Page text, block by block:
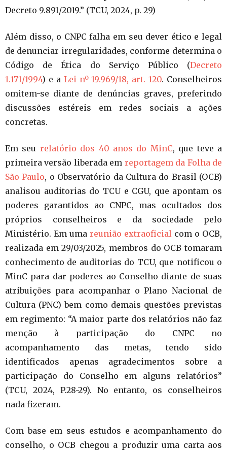
Decreto 9.891/2019.” (TCU, 2024, p. 29)
Além disso, o CNPC falha em seu dever ético e legal
de denunciar irregularidades, conforme determina o
Código de Ética do Serviço Público (Decreto
1.171/1994) e a Lei nº 19.969/18, art. 120. Conselheiros
omitem-se diante de denúncias graves, preferindo
discussões estéreis em redes sociais a ações
concretas.
Em seu relatório dos 40 anos do MinC, que teve a
primeira versão liberada em reportagem da Folha de
São Paulo, o Observatório da Cultura do Brasil (OCB)
analisou auditorias do TCU e CGU, que apontam os
poderes garantidos ao CNPC, mas ocultados dos
próprios conselheiros e da sociedade pelo
Ministério. Em uma reunião extraoficial com o OCB,
realizada em 29/03/2025, membros do OCB tomaram
conhecimento de auditorias do TCU, que notificou o
MinC para dar poderes ao Conselho diante de suas
atribuições para acompanhar o Plano Nacional de
Cultura (PNC) bem como demais questões previstas
em regimento: “A maior parte dos relatórios não faz
menção à participação do CNPC no
acompanhamento das metas, tendo sido
identificados apenas agradecimentos sobre a
participação do Conselho em alguns relatórios”
(TCU, 2024, P.28-29). No entanto, os conselheiros
nada fizeram.
Com base em seus estudos e acompanhamento do
conselho, o OCB chegou a produzir uma carta aos